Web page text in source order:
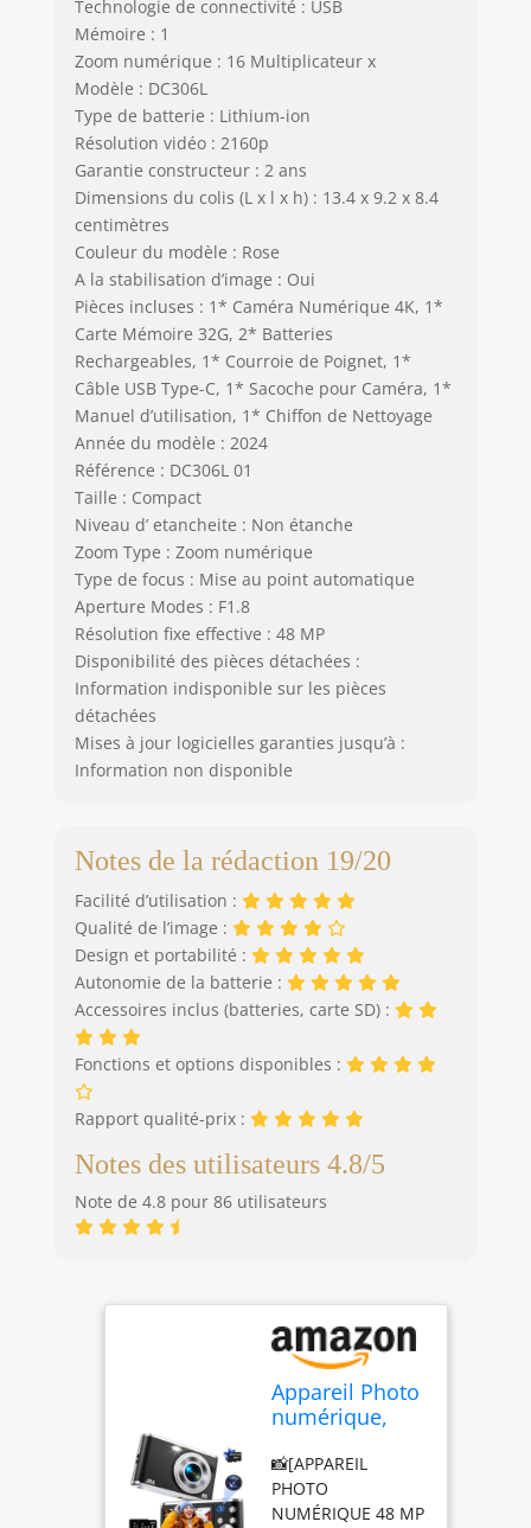
compacte portable
plus légère qu'un
et se glisse
facilement dans
petit appareil
photo numérique
avec écran IPS de
2,8 pouces est
équipé de deux
batteries 700 mAh
de grande capacité
et d'une
remplacer les
batteries à tout
moment pour
photos. Ce mini
appareil photo
numérique
pour immortaliser
les moments
l'extérieur. 🎁
[FACILE À UTILISER
ET PAQUET
SURPRISE] Cette
caméra vidéo 4K
est livrée avec une
carte TF 32G et 2
répondre à vos
longtemps et pour
enregistrements
de grande
en fait un excellent
cadeau pour les
enfants, les
adolescents, les
de la famille et les
débutants. De
plus, nous offrons
Technologie de connectivité : USB
Mémoire : 1
Zoom numérique : 16 Multiplicateur x
Modèle : DC306L
Type de batterie : Lithium-ion
Résolution vidéo : 2160p
Garantie constructeur : 2 ans
Dimensions du colis (L x l x h) : 13.4 x 9.2 x 8.4
centimètres
Couleur du modèle : Rose
A la stabilisation d’image : Oui
Pièces incluses : 1* Caméra Numérique 4K, 1*
Carte Mémoire 32G, 2* Batteries
Rechargeables, 1* Courroie de Poignet, 1*
Câble USB Type-C, 1* Sacoche pour Caméra, 1*
Manuel d’utilisation, 1* Chiffon de Nettoyage
Année du modèle : 2024
Référence : DC306L 01
Taille : Compact
Niveau d’ etancheite : Non étanche
Zoom Type : Zoom numérique
Type de focus : Mise au point automatique
Aperture Modes : F1.8
Résolution fixe effective : 48 MP
Disponibilité des pièces détachées :
Information indisponible sur les pièces
détachées
Mises à jour logicielles garanties jusqu’à :
Information non disponible
Notes de la rédaction 19/20
Facilité d’utilisation :
Qualité de l’image :
Design et portabilité :
Autonomie de la batterie :
Accessoires inclus (batteries, carte SD) :
Fonctions et options disponibles :
Rapport qualité-prix :
Notes des utilisateurs 4.8/5
Note de 4.8 pour 86 utilisateurs
Appareil Photo
numérique,
Appareil Photo
Compact avec
Carte mémoire
📸[APPAREIL
PHOTO
NUMÉRIQUE 48 MP